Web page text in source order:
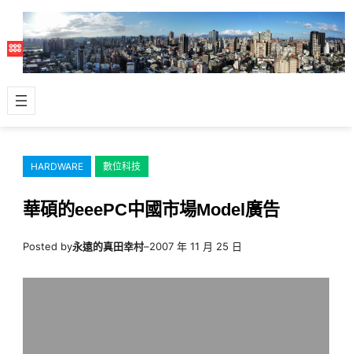
主
容
HARDWARE 數位科技
華碩的eeePC中國市場Model廣告
Posted by永遠的真田幸村–2007 年 11 月 25 日